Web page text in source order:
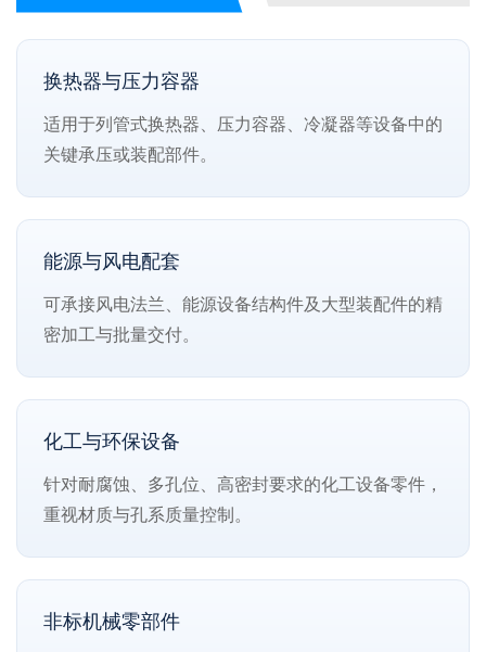
换热器与压力容器
适用于列管式换热器、压力容器、冷凝器等设备中的
关键承压或装配部件。
能源与风电配套
可承接风电法兰、能源设备结构件及大型装配件的精
密加工与批量交付。
化工与环保设备
针对耐腐蚀、多孔位、高密封要求的化工设备零件，
重视材质与孔系质量控制。
非标机械零部件